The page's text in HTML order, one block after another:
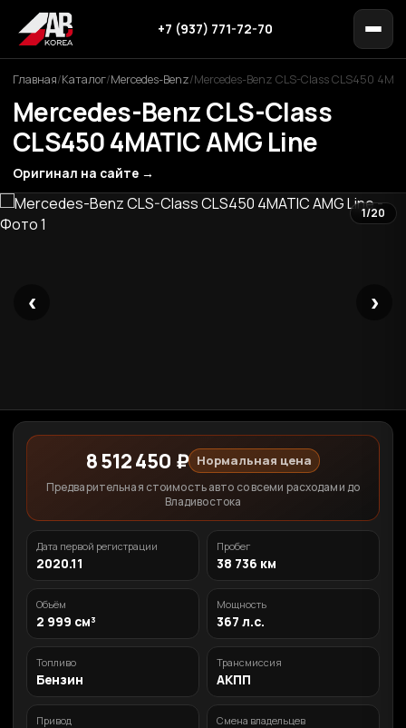
+7 (937) 771-72-70
Главная/Каталог/Mercedes-Benz/Mercedes-Benz CLS-Class CLS450
Mercedes-Benz CLS-Class
CLS450 4MATIC AMG Line
Оригинал на сайте →
‹ ›
1/20
8 512 450 ₽ Нормальная цена
Предварительная стоимость авто со всеми расходами до
Владивостока
Дата первой регистрации
2020.11
Пробег
38 736 км
Объём
2 999 см³
Мощность
367 л.с.
Топливо
Бензин
Трансмиссия
АКПП
Привод Смена владельцев